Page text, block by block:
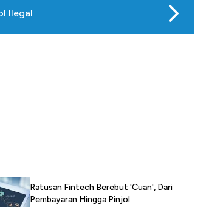
Ilegal
Ratusan Fintech Berebut 'Cuan', Dari
Pembayaran Hingga Pinjol